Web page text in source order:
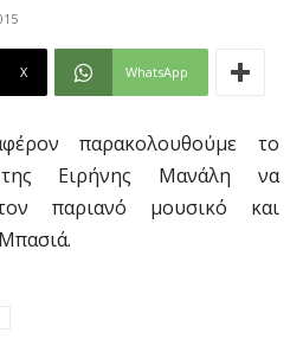
X WhatsApp
παρακολουθούμε το
Ειρήνης Μανάλη να
παριανό μουσικό και